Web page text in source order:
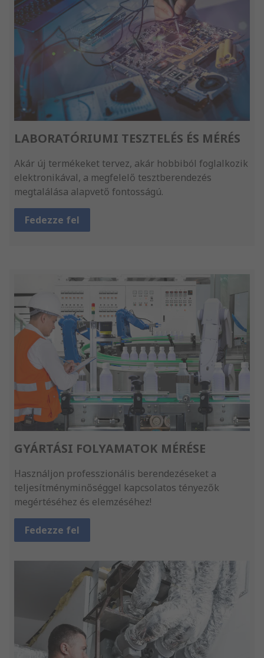
LABORATÓRIUMI TESZTELÉS ÉS MÉRÉS
Akár új termékeket tervez, akár hobbiból foglalkozik
elektronikával, a megfelelő tesztberendezés
megtalálása alapvető fontosságú.
Fedezze fel
GYÁRTÁSI FOLYAMATOK MÉRÉSE
Használjon professzionális berendezéseket a
teljesítményminőséggel kapcsolatos tényezők
megértéséhez és elemzéséhez!
Fedezze fel